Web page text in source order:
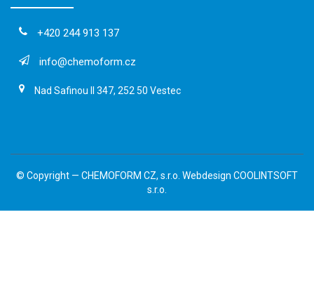
+420 244 913 137
info@chemoform.cz
Nad Safinou II 347, 252 50 Vestec
© Copyright — CHEMOFORM CZ, s.r.o. Webdesign COOLINTSOFT
s.r.o.